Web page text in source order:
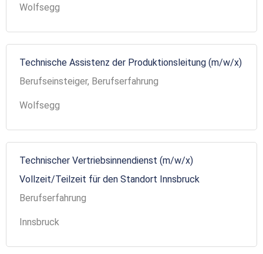
Wolfsegg
Technische Assistenz der Produktionsleitung (m/w/x)
Berufseinsteiger, Berufserfahrung
Wolfsegg
Technischer Vertriebsinnendienst (m/w/x)
Vollzeit/Teilzeit für den Standort Innsbruck
Berufserfahrung
Innsbruck